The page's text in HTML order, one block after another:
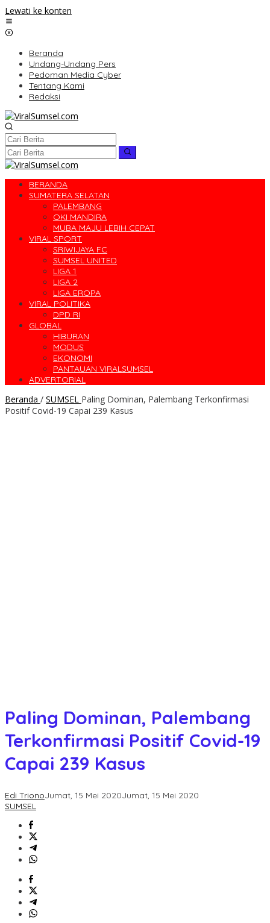
Lewati ke konten
Beranda
Undang-Undang Pers
Pedoman Media Cyber
Tentang Kami
Redaksi
BERANDA
SUMATERA SELATAN
PALEMBANG
OKI MANDIRA
MUBA MAJU LEBIH CEPAT
VIRAL SPORT
SRIWIJAYA FC
SUMSEL UNITED
LIGA 1
LIGA 2
LIGA EROPA
VIRAL POLITIKA
DPD RI
GLOBAL
HIBURAN
MODUS
EKONOMI
PANTAUAN VIRALSUMSEL
ADVERTORIAL
Beranda / SUMSEL Paling Dominan, Palembang Terkonfirmasi
Positif Covid-19 Capai 239 Kasus
Paling Dominan, Palembang
Terkonfirmasi Positif Covid-19
Capai 239 Kasus
Edi TrionoJumat, 15 Mei 2020Jumat, 15 Mei 2020
SUMSEL